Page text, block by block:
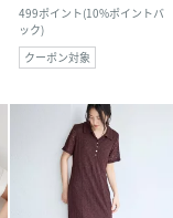
499ポイント(10%ポイントバ
ック)
クーポン対象